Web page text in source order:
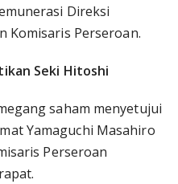
Direksi
Komisaris Perseroan.
Seki Hitoshi
saham menyetujui
Yamaguchi Masahiro
Perseroan